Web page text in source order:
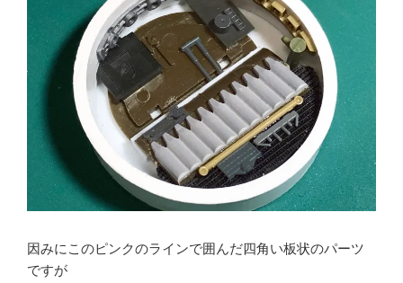
因みにこのピンクのラインで囲んだ四角い板状のパーツ
ですが